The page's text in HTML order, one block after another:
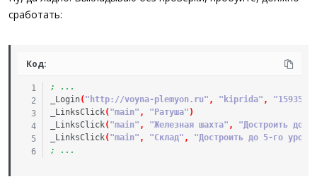
сработать:
Код:
; ...
_Login( "http://voyna-plemyon.ru" , "kiprida" , "159357"
_LinksClick( "main" , "Ратуша" )
_LinksClick( "main" , "Железная шахта" ,
"Достроить до
_LinksClick( "main" , "Склад" ,
"Достроить до 5-го
; ...